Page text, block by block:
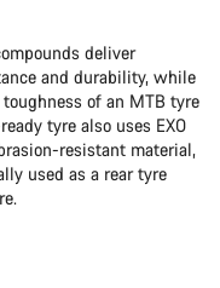
deliver
and durability, while
of an MTB tyre
tyre also uses EXO
resistant material,
used as a rear tyre